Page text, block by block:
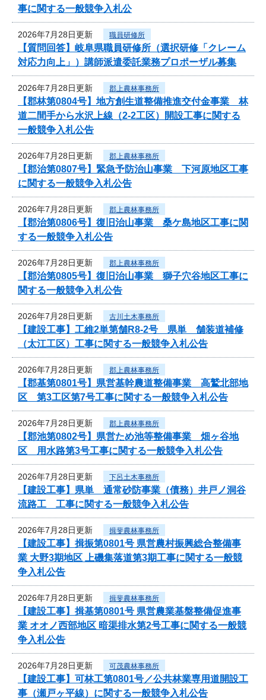
事に関する一般競争入札公
2026年7月28日更新 職員研修所
【質問回答】岐阜県職員研修所（選択研修「クレーム
対応力向上」）講師派遣委託業務プロポーザル募集
2026年7月28日更新 郡上農林事務所
【郡林第0804号】地方創生道整備推進交付金事業 林
道二間手から水沢上線（2-2工区）開設工事に関する
一般競争入札公告
2026年7月28日更新 郡上農林事務所
【郡治第0807号】緊急予防治山事業 下河原地区工事
に関する一般競争入札公告
2026年7月28日更新 郡上農林事務所
【郡治第0806号】復旧治山事業 桑ケ島地区工事に関
する一般競争入札公告
2026年7月28日更新 郡上農林事務所
【郡治第0805号】復旧治山事業 獅子穴谷地区工事に
関する一般競争入札公告
2026年7月28日更新 古川土木事務所
【建設工事】工維2単第舗R8-2号 県単 舗装道補修
（太江工区）工事に関する一般競争入札公告
2026年7月28日更新 郡上農林事務所
【郡基第0801号】県営基幹農道整備事業 高鷲北部地
区 第3工区第7号工事に関する一般競争入札公告
2026年7月28日更新 郡上農林事務所
【郡池第0802号】県営ため池等整備事業 畑ヶ谷地
区 用水路第3号工事に関する一般競争入札公告
2026年7月28日更新 下呂土木事務所
【建設工事】県単 通常砂防事業（債務）井戸ノ洞谷
流路工 工事に関する一般競争入札公告
2026年7月28日更新 揖斐農林事務所
【建設工事】揖振第0801号 県営農村振興総合整備事
業 大野3期地区 上磯集落道第3期工事に関する一般競
争入札公告
2026年7月28日更新 揖斐農林事務所
【建設工事】揖基第0801号 県営農業基盤整備促進事
業 オオノ西部地区 暗渠排水第2号工事に関する一般競
争入札公告
2026年7月28日更新 可茂農林事務所
【建設工事】可林工第0801号／公共林業専用道開設工
事（瀬戸ヶ平線）に関する一般競争入札公告